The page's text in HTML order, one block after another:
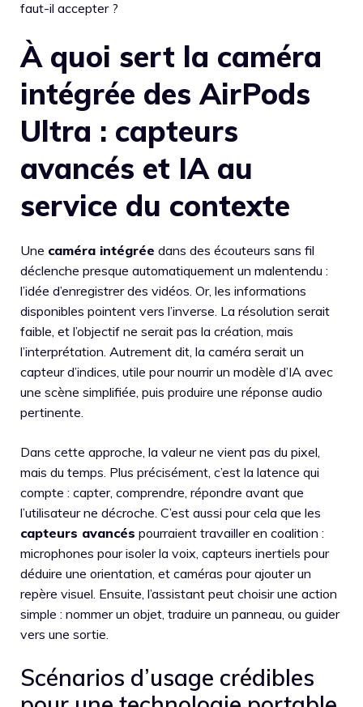
faut-il accepter ?
À quoi sert la caméra
intégrée des AirPods
Ultra : capteurs
avancés et IA au
service du contexte
Une caméra intégrée dans des écouteurs sans fil
déclenche presque automatiquement un malentendu :
l’idée d’enregistrer des vidéos. Or, les informations
disponibles pointent vers l’inverse. La résolution serait
faible, et l’objectif ne serait pas la création, mais
l’interprétation. Autrement dit, la caméra serait un
capteur d’indices, utile pour nourrir un modèle d’IA avec
une scène simplifiée, puis produire une réponse audio
pertinente.
Dans cette approche, la valeur ne vient pas du pixel,
mais du temps. Plus précisément, c’est la latence qui
compte : capter, comprendre, répondre avant que
l’utilisateur ne décroche. C’est aussi pour cela que les
capteurs avancés pourraient travailler en coalition :
microphones pour isoler la voix, capteurs inertiels pour
déduire une orientation, et caméras pour ajouter un
repère visuel. Ensuite, l’assistant peut choisir une action
simple : nommer un objet, traduire un panneau, ou guider
vers une sortie.
Scénarios d’usage crédibles